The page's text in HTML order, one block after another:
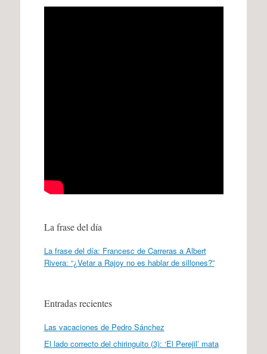
La frase del día
La frase del día: Francesc de Carreras a Albert
Rivera: “¿Vetar a Rajoy no es hablar de sillones?”
Entradas recientes
Las vacaciones de Pedro Sánchez
El lado correcto del chiringuito (3): ‘El Perejil’ mata